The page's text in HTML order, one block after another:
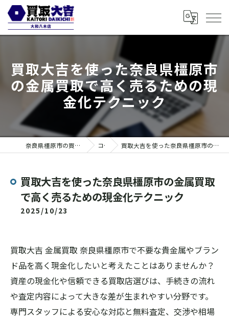
買取大吉を使った奈良県橿原市
の金属買取で高く売るための現
金化テクニック
奈良県橿原市の買取なら買取大吉 大和八木店 コラム 買取大吉を使った奈良県橿原市の金属買取で高く売るための現金化テクニック
買取大吉を使った奈良県橿原市の金属買取
で高く売るための現金化テクニック
2025/10/23
買取大吉 金属買取 奈良県橿原市で不要な貴金属やブラン
ド品を高く現金化したいと考えたことはありませんか？
資産の現金化や信頼できる買取店選びは、手続きの流れ
や査定内容によって大きな差が生まれやすい分野です。
専門スタッフによる安心な対応と無料査定、交渉や相場